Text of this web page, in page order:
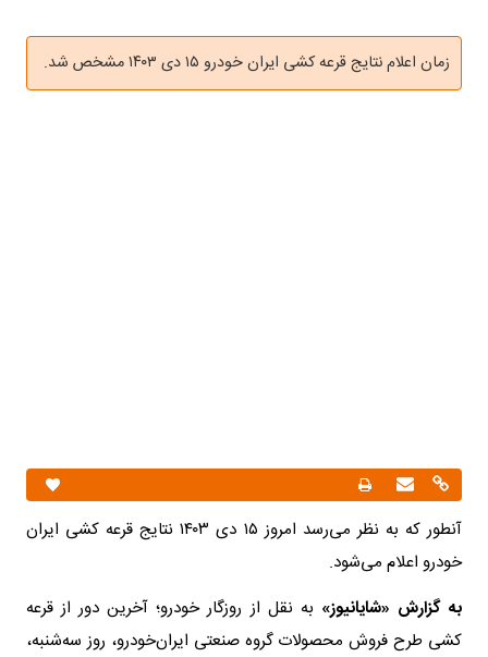
زمان اعلام نتایج قرعه کشی ایران خودرو ۱۵ دی ۱۴۰۳ مشخص شد.
آنطور که به نظر می‌رسد امروز ۱۵ دی ۱۴۰۳ نتایج قرعه کشی ایران
خودرو اعلام می‌شود.
به گزارش «شایانیوز» به نقل از روزگار خودرو؛ آخرین دور از قرعه
کشی طرح فروش محصولات گروه صنعتی ایران‌خودرو، روز سه‌شنبه،